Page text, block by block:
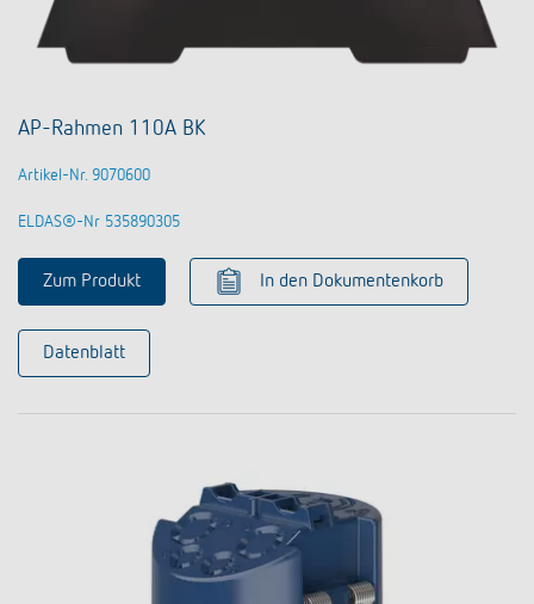
AP-Rahmen 110A BK
Artikel-Nr. 9070600
ELDAS®-Nr 535890305
Zum Produkt In den Dokumentenkorb
Datenblatt